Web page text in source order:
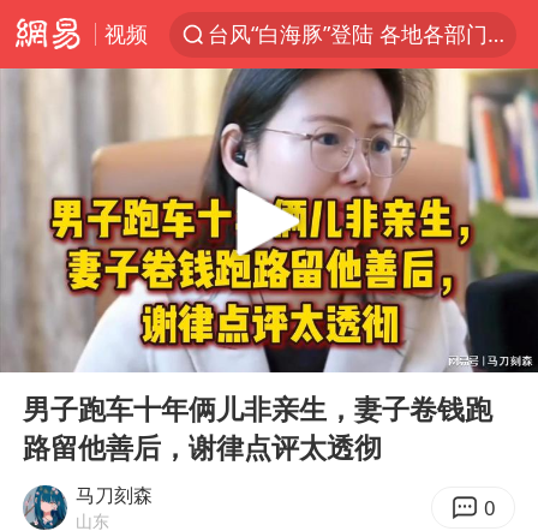
视频
台风“白海豚”登陆 各地各部门全力应对
上海鼓励居家办公
上海青浦区启动防汛防台Ⅰ级响应
血指纹匹配成功，20年悬案告破！凶手被执行死刑
费大厨口号更改 不再宣传小炒肉大王
独闯南太行失联女子遗体已找到
成都多趟列车临时停运
多地银行上调存款利率
演员秦焰去世 曾出演《狂飙》
中央气象台继续发布暴雨橙警
Play
00:00 23:44
男子跑车十年俩儿非亲生，妻子卷钱跑
路留他善后，谢律点评太透彻
马刀刻森
山东 0